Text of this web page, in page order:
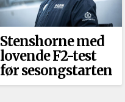
Stenshorne med
lovende F2-test
før sesongstarten